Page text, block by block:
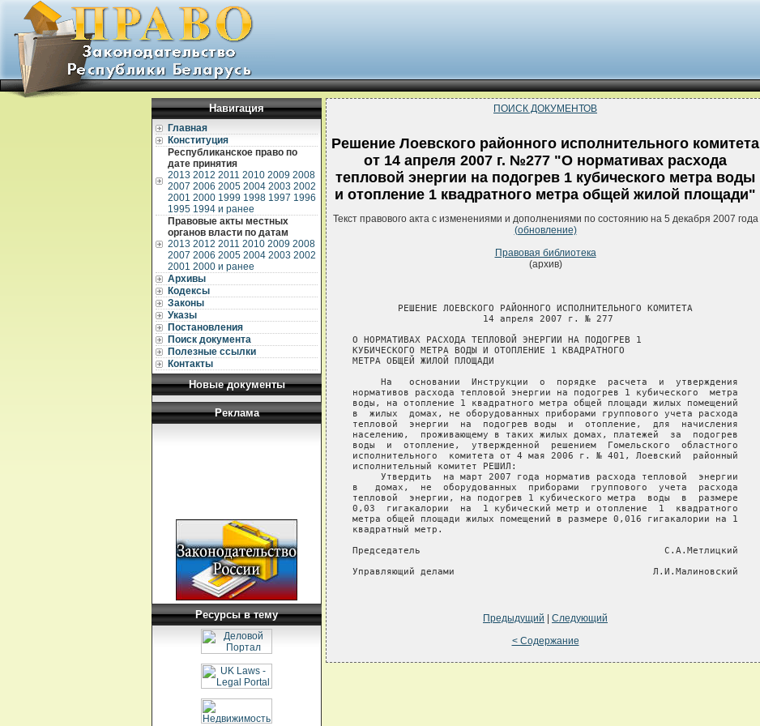
Навигация
Главная
Конституция
Республиканское право по
дате принятия
2013 2012 2011 2010 2009 2008
2007 2006 2005 2004 2003 2002
2001 2000 1999 1998 1997 1996
1995 1994 и ранее
Правовые акты местных
органов власти по датам
2013 2012 2011 2010 2009 2008
2007 2006 2005 2004 2003 2002
2001 2000 и ранее
Архивы
Кодексы
Законы
Указы
Постановления
Поиск документа
Полезные ссылки
Контакты
Новые документы
Реклама
Ресурсы в тему
ПОИСК ДОКУМЕНТОВ
Решение Лоевского районного исполнительного комитета
от 14 апреля 2007 г. №277 "О нормативах расхода
тепловой энергии на подогрев 1 кубического метра воды
и отопление 1 квадратного метра общей жилой площади"
Текст правового акта с изменениями и дополнениями по состоянию на 5 декабря 2007 года
(обновление)
Правовая библиотека
(архив)
        РЕШЕНИЕ ЛОЕВСКОГО РАЙОННОГО ИСПОЛНИТЕЛЬНОГО КОМИТЕТА
                       14 апреля 2007 г. № 277
О НОРМАТИВАХ РАСХОДА ТЕПЛОВОЙ ЭНЕРГИИ НА ПОДОГРЕВ 1
КУБИЧЕСКОГО МЕТРА ВОДЫ И ОТОПЛЕНИЕ 1 КВАДРАТНОГО
МЕТРА ОБЩЕЙ ЖИЛОЙ ПЛОЩАДИ
     На   основании  Инструкции  о  порядке  расчета  и  утверждения
нормативов расхода тепловой энергии на подогрев 1 кубического  метра
воды, на отопление 1 квадратного метра общей площади жилых помещений
в  жилых  домах, не оборудованных приборами группового учета расхода
тепловой  энергии  на  подогрев воды  и  отопление,  для  начисления
населению,  проживающему в таких жилых домах, платежей  за  подогрев
воды  и  отопление,  утвержденной  решением  Гомельского  областного
исполнительного  комитета от 4 мая 2006 г. № 401, Лоевский  районный
исполнительный комитет РЕШИЛ:
     Утвердить  на март 2007 года норматив расхода тепловой  энергии
в   домах,  не  оборудованных  приборами  группового  учета  расхода
тепловой  энергии, на подогрев 1 кубического метра  воды  в  размере
0,03  гигакалории  на  1 кубический метр и отопление  1  квадратного
метра общей площади жилых помещений в размере 0,016 гигакалории на 1
квадратный метр.
Председатель                                           С.А.Метлицкий
Управляющий делами                                   Л.И.Малиновский
Предыдущий
Следующий
< Содержание